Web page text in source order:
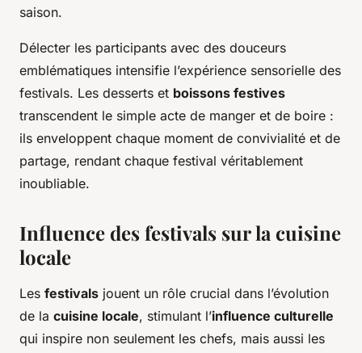
saison.
Délecter les participants avec des douceurs
emblématiques intensifie l’expérience sensorielle des
festivals. Les desserts et boissons festives
transcendent le simple acte de manger et de boire :
ils enveloppent chaque moment de convivialité et de
partage, rendant chaque festival véritablement
inoubliable.
Influence des festivals sur la cuisine
locale
Les festivals jouent un rôle crucial dans l’évolution
de la cuisine locale, stimulant l’influence culturelle
qui inspire non seulement les chefs, mais aussi les